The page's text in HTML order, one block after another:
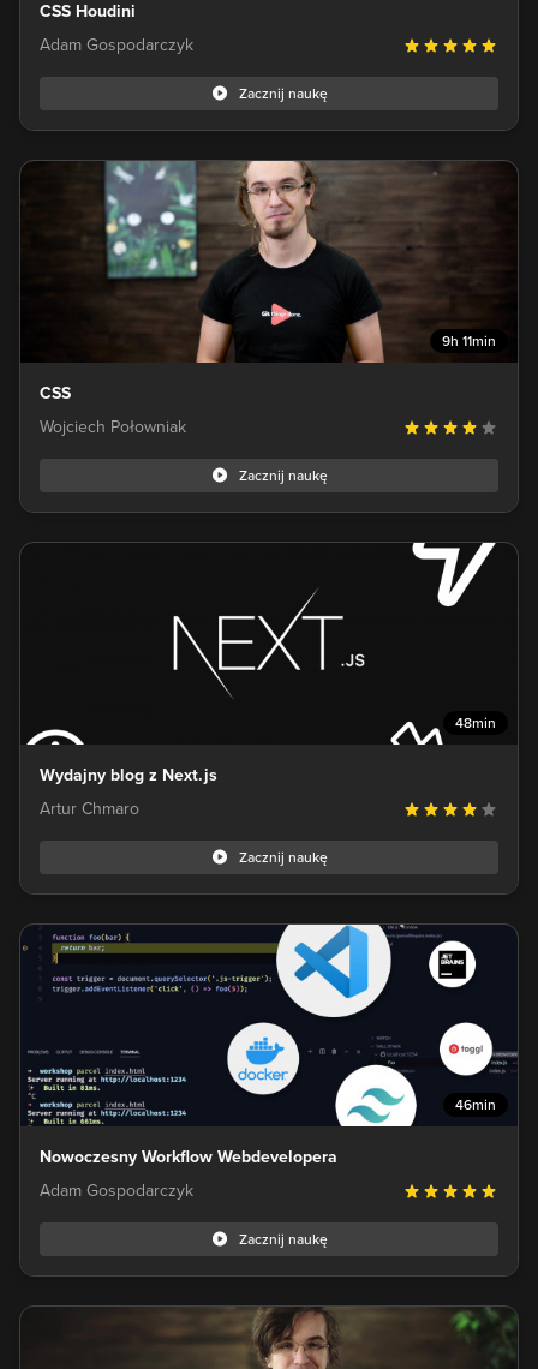
CSS Houdini
Adam Gospodarczyk
Zacznij naukę
9h 11min
CSS
Wojciech Połowniak
Zacznij naukę
48min
Wydajny blog z Next.js
Artur Chmaro
Zacznij naukę
46min
Nowoczesny Workflow Webdevelopera
Adam Gospodarczyk
Zacznij naukę